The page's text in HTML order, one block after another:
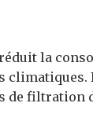
la
climatiques.
de filtration